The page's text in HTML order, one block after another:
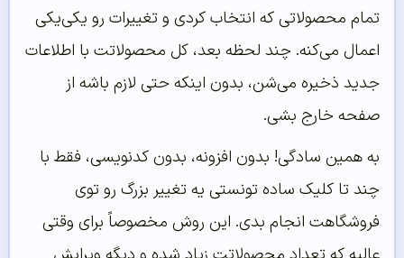
تمام محصولاتی که انتخاب کردی و تغییرات رو یکی‌یکی
اعمال می‌کنه. چند لحظه بعد، کل محصولاتت با اطلاعات
جدید ذخیره می‌شن، بدون اینکه حتی لازم باشه از
صفحه خارج بشی.
به همین سادگی! بدون افزونه، بدون کدنویسی، فقط با
چند تا کلیک ساده تونستی یه تغییر بزرگ رو توی
فروشگاهت انجام بدی. این روش مخصوصاً برای وقتی